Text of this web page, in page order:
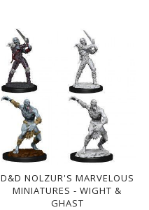
D&D NOLZUR'S MARVELOUS
MINIATURES - WIGHT &
GHAST